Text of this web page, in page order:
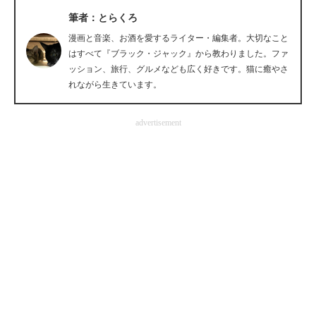
企業ITのトレンドを詳説
経営リーダーのコミュニティ
ITエンジニア向け専門サイト
筆者：とらくろ
漫画と音楽、お酒を愛するライター・編集者。大切なこと
はすべて『ブラック・ジャック』から教わりました。ファ
ッション、旅行、グルメなども広く好きです。猫に癒やさ
れながら生きています。
advertisement